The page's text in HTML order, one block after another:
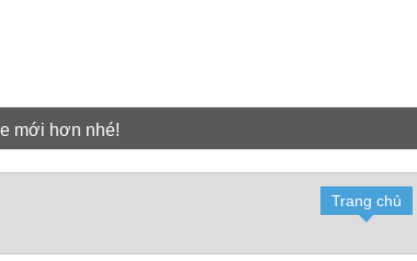
mới hơn nhé!
Trang chủ